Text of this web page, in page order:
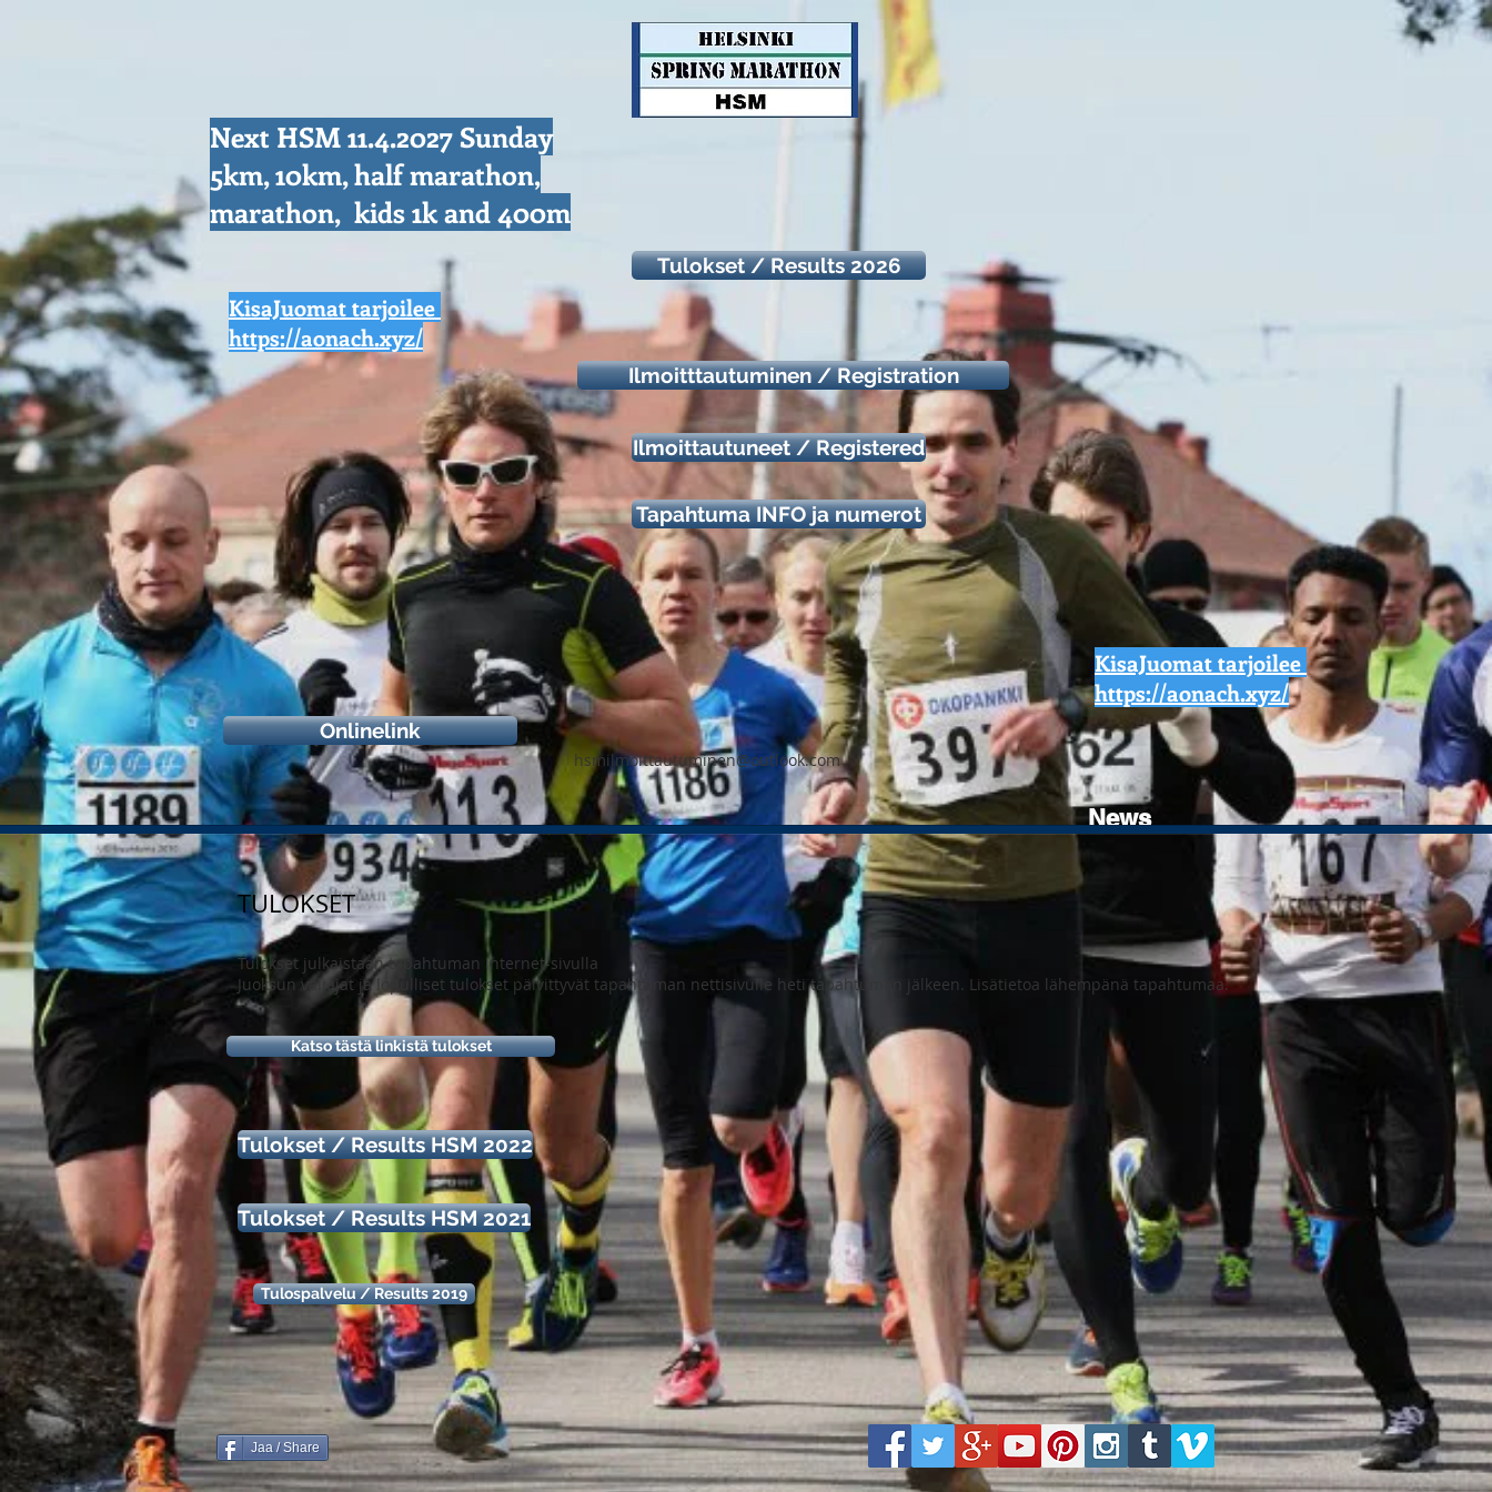
Next HSM 11.4.2027 Sunday
5km, 10km, half marathon,
marathon, kids 1k and 400m
Tulokset / Results 2026
KisaJuomat tarjoilee
https://aonach.xyz/
Ilmoitttautuminen / Registration
Ilmoittautuneet / Registered
Tapahtuma INFO ja numerot
Onlinelink
KisaJuomat tarjoilee
https://aonach.xyz/
hsmilmoittautuminen@outlook.com
News
TULOKSET
Tulokset julkaistaan tapahtuman internet-sivulla
Juoksun väliajat ja lopulliset tulokset päivittyvät tapahtuman nettisivulle heti tapahtuman jälkeen. Lisätietoa lähempänä tapahtumaa.
Katso tästä linkistä tulokset
Tulokset / Results HSM 2022
Tulokset / Results HSM 2021
Tulospalvelu / Results 2019
Jaa / Share